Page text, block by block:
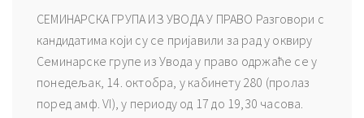
СЕМИНАРСКА ГРУПА ИЗ УВОДА У ПРАВО Разговори с
кандидатима који су се пријавили за рад у оквиру
Семинарске групе из Увода у право одржаће се у
понедељак, 14. октобра, у кабинету 280 (пролаз
поред амф. VI), у периоду од 17 до 19,30 часова.